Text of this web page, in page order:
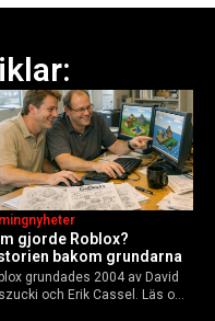
gjorde Roblox?
bakom grundarna
grundades 2004 av David
och Erik Cassel. Läs om